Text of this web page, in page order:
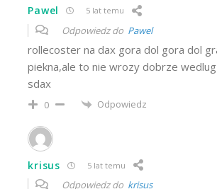
Pawel 5 lat temu
Odpowiedz do Pawel
rollecoster na dax gora dol gora dol
piekna,ale to nie wrozy dobrze
sdax
0 Odpowiedz
krisus 5 lat temu
Odpowiedz do krisus